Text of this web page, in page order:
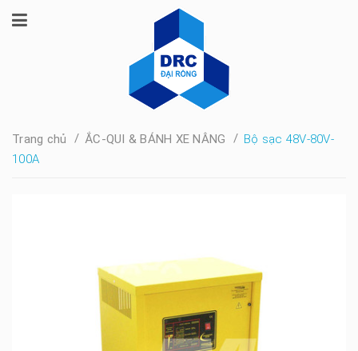
Trang chủ / ẮC-QUI & BÁNH XE NÂNG / Bộ sạc 48V-80V-
100A